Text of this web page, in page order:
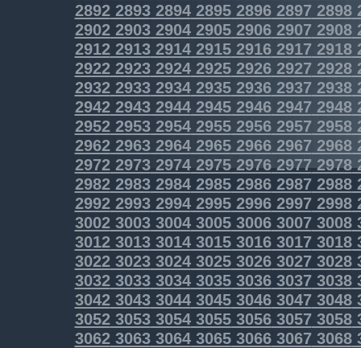
289228932894289528962897 2898
290229032904290529062907 2908
291229132914291529162917 2918
292229232924292529262927 2928
293229332934293529362937 2938
294229432944294529462947 2948
295229532954295529562957 2958
296229632964296529662967 2968
2972297329742975297629772978
2982298329842985298629872988
2992299329942995299629972998
3002300330043005300630073008
3012301330143015301630173018
3022302330243025302630273028
3032303330343035303630373038
3042304330443045304630473048
3052305330543055305630573058
3062306330643065306630673068